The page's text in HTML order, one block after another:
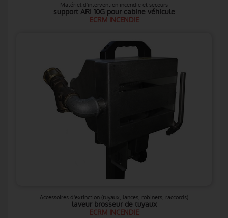
Matériel d'intervention incendie et secours
support ARI 10G pour cabine véhicule
ECRM INCENDIE
Accessoires d'extinction (tuyaux, lances, robinets, raccords)
laveur brosseur de tuyaux
ECRM INCENDIE